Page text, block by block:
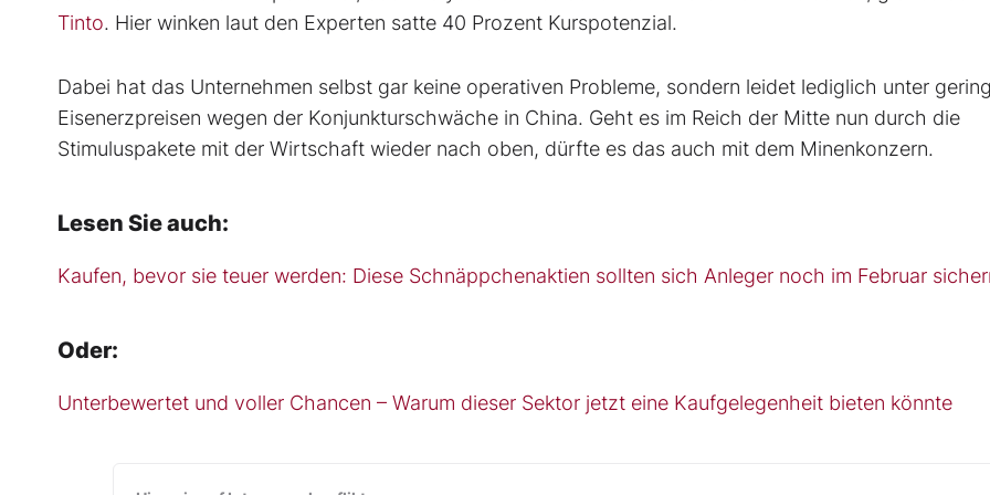
Tinto. Hier winken laut den Experten satte 40 Prozent Kurspotenzial.
Dabei hat das Unternehmen selbst gar keine operativen Probleme, sondern leidet lediglich unter
Eisenerzpreisen wegen der Konjunkturschwäche in China. Geht es im Reich der Mitte nun durch die
Stimuluspakete mit der Wirtschaft wieder nach oben, dürfte es das auch mit dem Minenkonzern.
Lesen Sie auch:
Kaufen, bevor sie teuer werden: Diese Schnäppchenaktien sollten sich Anleger noch im Februar
Oder:
Unterbewertet und voller Chancen – Warum dieser Sektor jetzt eine Kaufgelegenheit bieten könnte